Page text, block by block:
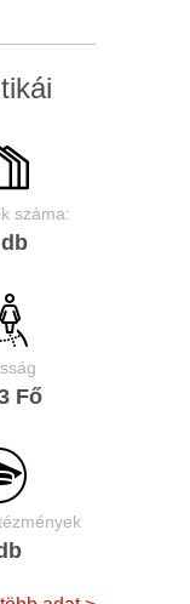
száma:
Fő